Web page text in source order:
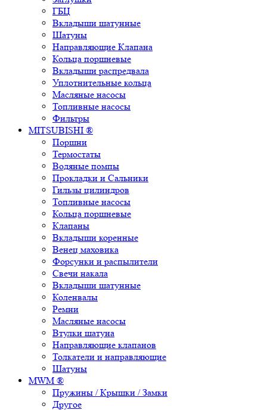
ГБЦ
Вкладыши шатунные
Шатуны
Направляющие Клапана
Кольца поршневые
Вкладыши распредвала
Уплотнительные кольца
Масляные насосы
Топливные насосы
Фильтры
MITSUBISHI ®
Поршни
Термостаты
Водяные помпы
Прокладки и Сальники
Гильзы цилиндров
Топливные насосы
Кольца поршневые
Клапаны
Вкладыши коренные
Венец маховика
Форсунки и распылители
Свечи накала
Вкладыши шатунные
Коленвалы
Ремни
Масляные насосы
Втулки шатуна
Направляющие клапанов
Толкатели и направляющие
Шатуны
MWM ®
Пружины / Крышки / Замки
Другое